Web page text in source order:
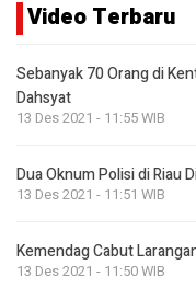
Video Terbaru
Sebanyak 70 Orang di
Dahsyat
13 Des 2021 - 11:55 WIB
Dua Oknum Polisi di Riau
13 Des 2021 - 11:51 WIB
Kemendag Cabut
13 Des 2021 - 11:50 WIB